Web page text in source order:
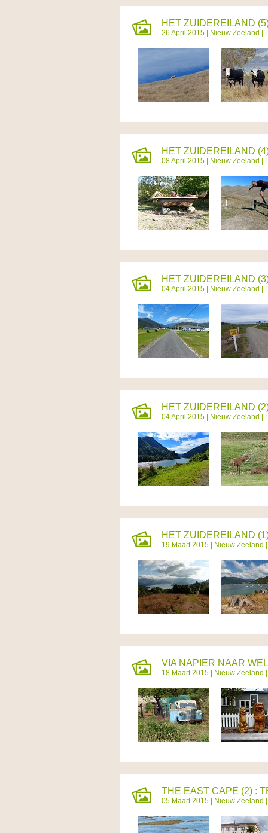
HET ZUIDEREILAND
26 April 2015 | Nieuw Zeeland |
HET ZUIDEREILAND
08 April 2015 | Nieuw Zeeland |
HET ZUIDEREILAND
04 April 2015 | Nieuw Zeeland |
HET ZUIDEREILAND
04 April 2015 | Nieuw Zeeland |
HET ZUIDEREILAND
19 Maart 2015 | Nieuw Zeeland
VIA NAPIER NAAR
18 Maart 2015 | Nieuw Zeeland
THE EAST CAPE (2) :
05 Maart 2015 | Nieuw Zeeland